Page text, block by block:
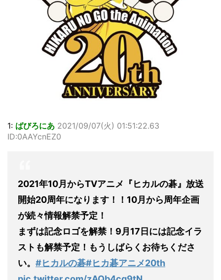
【信長の野望・新生】米問屋をどういう時にどこに建てるの
かわからない
NHKにようこそ！を見終えたんだがｗｗｗ
Powered by livedoor 相互RSS
1: ばびろにあ 2021/09/07(火) 01:51:22.63
ID:0AAYcnEZ0
2021年10月からTVアニメ『ヒカルの碁』放送
開始20周年になります！！10月から周年企画
が続々情報解禁予定！
まずは記念ロゴを解禁！9月17日には記念イラ
ストも解禁予定！もうしばらくお待ちくださ
い。 #ヒカルの碁#ヒカ碁アニメ20th